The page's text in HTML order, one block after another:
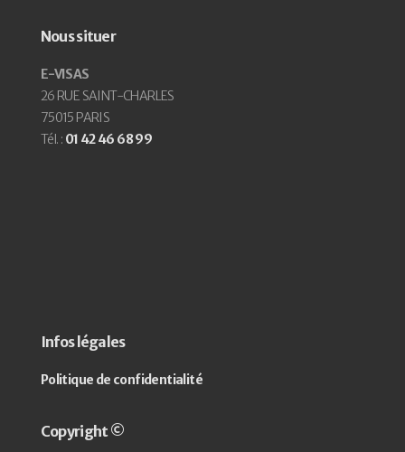
Nous situer
E-VISAS
26 RUE SAINT-CHARLES
75015 PARIS
Tél. : 01 42 46 68 99
Infos légales
Politique de confidentialité
Copyright ©